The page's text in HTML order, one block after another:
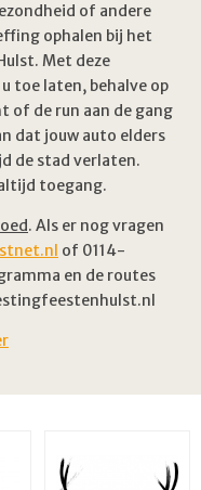
of andere
ophalen bij het
Met deze
toe laten, behalve op
of de run aan de gang
dat jouw auto elders
de stad verlaten.
toegang.
. Als er nog vragen
of 0114-
en de routes